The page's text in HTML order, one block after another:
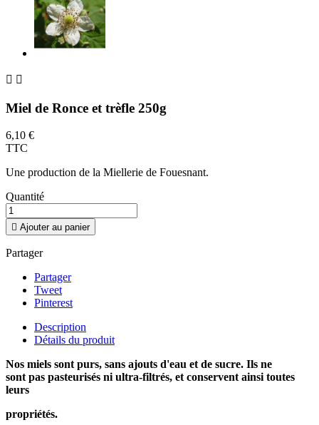
 
Miel de Ronce et trèfle 250g
6,10 €
TTC
Une production de la Miellerie de Fouesnant.
Quantité
 Ajouter au panier
Partager
Partager
Tweet
Pinterest
Description
Détails du produit
Nos miels sont purs, sans ajouts d'eau et de sucre. Ils ne
sont pas pasteurisés ni ultra-filtrés, et conservent ainsi toutes
leurs
propriétés.